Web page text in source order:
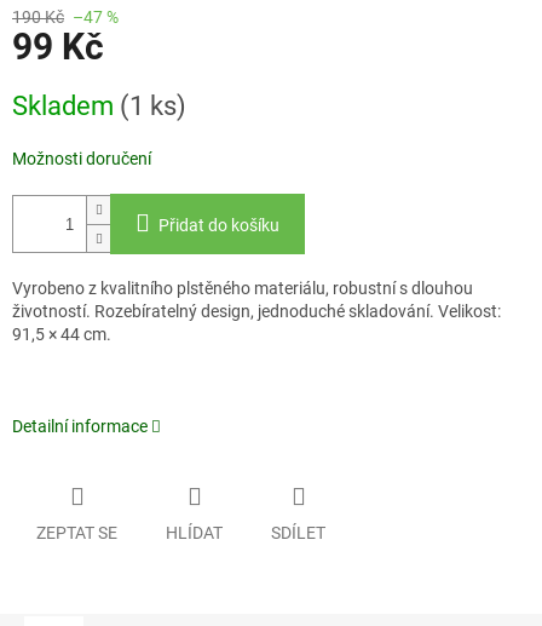
190 Kč –47 %
99 Kč
cena:
Skladem (1 ks)
Možnosti doručení
Přidat do košíku
Vyrobeno z kvalitního plstěného materiálu, robustní s dlouhou
životností. Rozebíratelný design, jednoduché skladování. Velikost:
91,5 × 44 cm.
Detailní informace
ZEPTAT SE HLÍDAT SDÍLET